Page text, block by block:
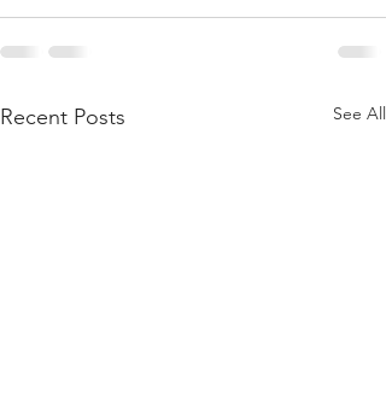
Recent Posts See All